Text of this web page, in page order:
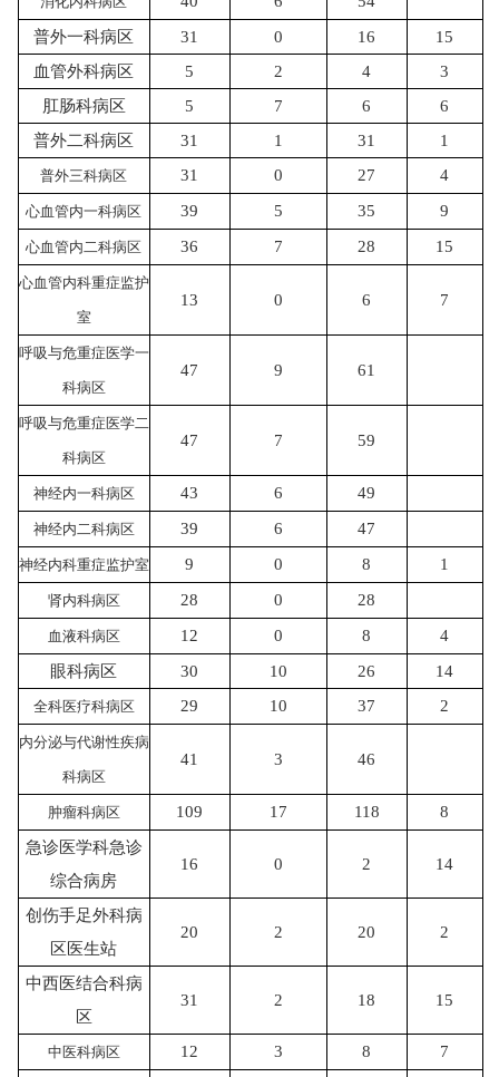
普外一科病区
31 0 16
15
血管外科病区
5 2 4
3
肛肠科病区
5 7 6
6
普外二科病区
31 1 31 1
普外三科病区 31 0 27 4
心血管内一科病区 39 5 35 9
心血管内二科病区 36 7 28 15
心血管内科重症监护
室
13 0 6 7
呼吸与危重症医学一
科病区
47 9 61
呼吸与危重症医学二
科病区
47 7 59
神经内一科病区 43 6 49
神经内二科病区 39 6 47
神经内科重症监护室 9 0 8 1
肾内科病区 28 0 28
血液科病区 12 0 8
4
眼科病区
30 10 26 14
全科医疗科病区 29 10 37 2
内分泌与代谢性疾病
科病区
41 3 46
肿瘤科病区 109 17 118
8
急诊医学科急诊
综合病房
16 0 2 14
创伤手足外科病
区医生站
20 2 20 2
中西医结合科病
区
31 2 18 15
中医科病区 12 3 8 7